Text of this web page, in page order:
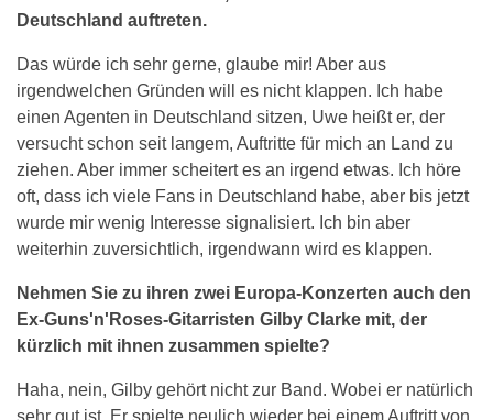
Deutschland auftreten.
Das würde ich sehr gerne, glaube mir! Aber aus
irgendwelchen Gründen will es nicht klappen. Ich habe
einen Agenten in Deutschland sitzen, Uwe heißt er, der
versucht schon seit langem, Auftritte für mich an Land zu
ziehen. Aber immer scheitert es an irgend etwas. Ich höre
oft, dass ich viele Fans in Deutschland habe, aber bis jetzt
wurde mir wenig Interesse signalisiert. Ich bin aber
weiterhin zuversichtlich, irgendwann wird es klappen.
Nehmen Sie zu ihren zwei Europa-Konzerten auch den
Ex-Guns'n'Roses-Gitarristen Gilby Clarke mit, der
kürzlich mit ihnen zusammen spielte?
Haha, nein, Gilby gehört nicht zur Band. Wobei er natürlich